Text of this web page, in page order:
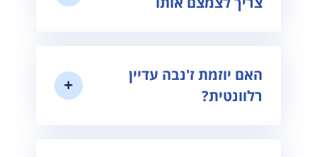
האם יוזמת ז'נבה עדיין
רלוונטית?